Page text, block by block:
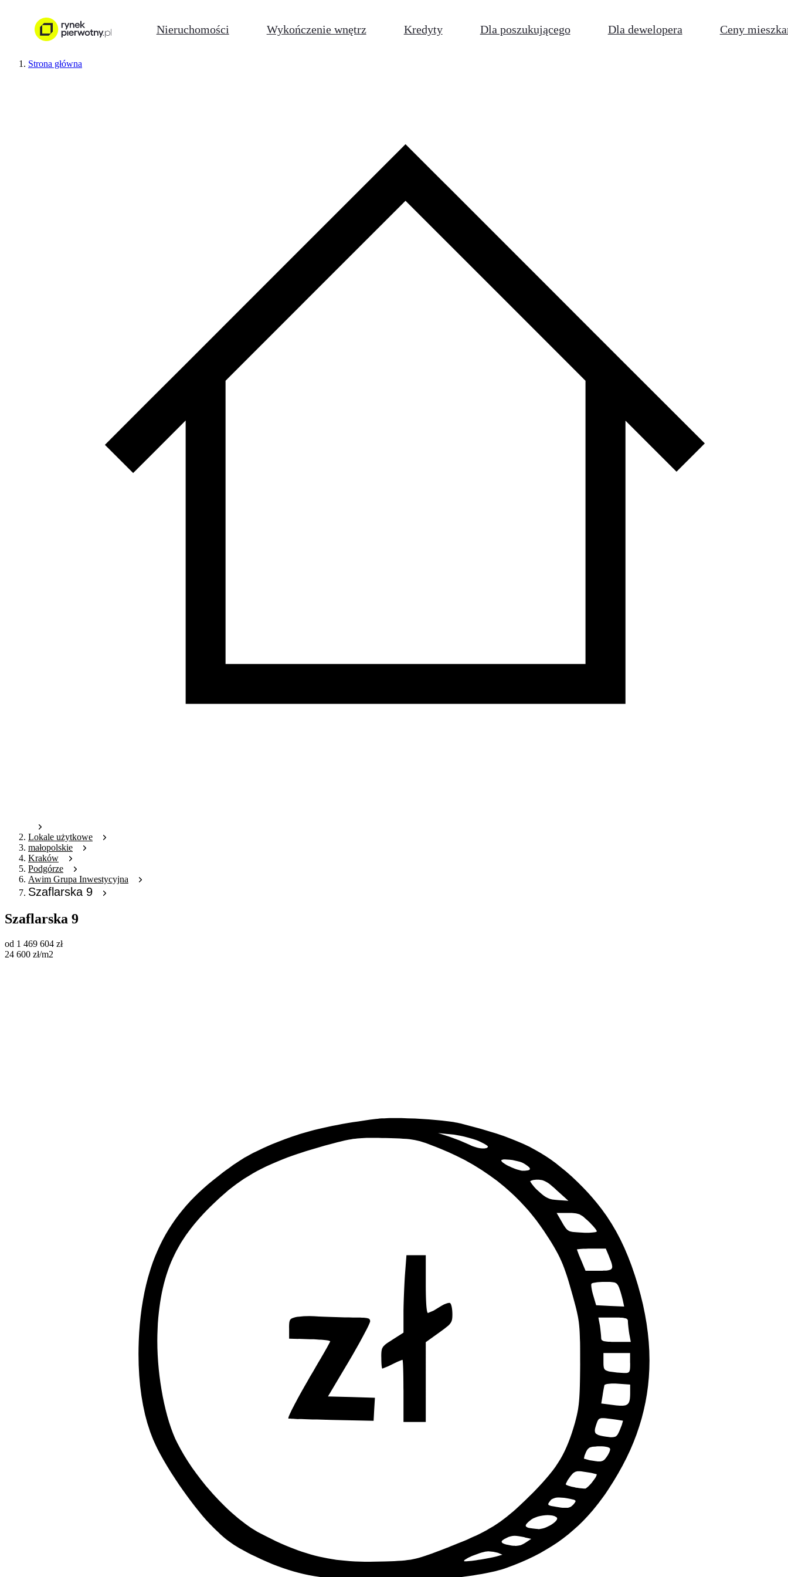
Nieruchomości Wykończenie wnętrz Kredyty Dla poszukującego Dla dewelopera Ceny
Strona główna
Lokale użytkowe
małopolskie
Kraków
Podgórze
Awim Grupa Inwestycyjna
Szaflarska 9
Szaflarska 9
od 1 469 604 zł
24 600 zł/m2